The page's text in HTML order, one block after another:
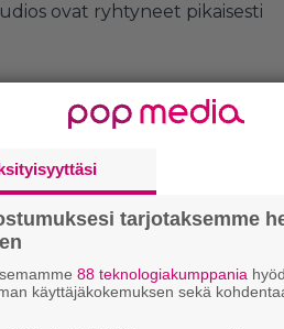
ovat ryhtyneet pikaisesti
tarjotaksemme
88 teknologiakumppania
käyttäjäkokemuksen sekä